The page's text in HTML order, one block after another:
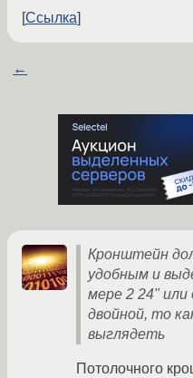
Ссылка
←
Кронштейн
удобным и
мере 2 24" или
двойной, то
выглядеть
Потолочного